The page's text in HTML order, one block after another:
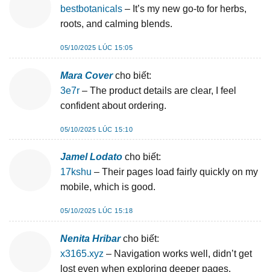
bestbotanicals – It’s my new go-to for herbs,
roots, and calming blends.
05/10/2025 LÚC 15:05
Mara Cover cho biết:
3e7r – The product details are clear, I feel
confident about ordering.
05/10/2025 LÚC 15:10
Jamel Lodato cho biết:
17kshu – Their pages load fairly quickly on my
mobile, which is good.
05/10/2025 LÚC 15:18
Nenita Hribar cho biết:
x3165.xyz – Navigation works well, didn’t get
lost even when exploring deeper pages.